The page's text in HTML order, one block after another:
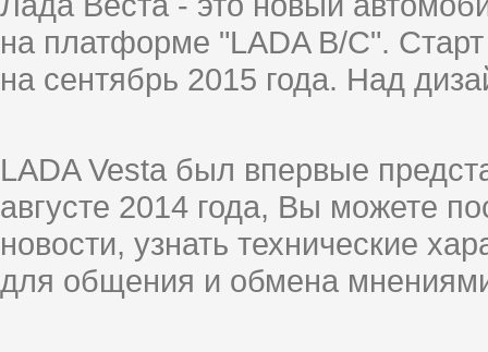
на платформе "LADA B/C".
на сентябрь 2015 года. Над
LADA Vesta был впервые
августе 2014 года, Вы можете
новости, узнать технические
для общения и обмена